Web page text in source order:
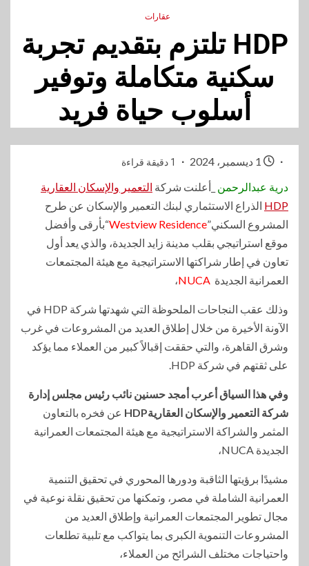
عقارات
HDP تلتزم بتقديم تجربة
سكنية متكاملة وتوفير
أسلوب حياة فريد
1 دقيقة قراءة
درية عبدالرحمن _أعلنت شركة التعمير والإسكان العقارية
HDP الذراع الاستثماري لبنك التعمير والإسكان عن طرح
المشروع السكني”
Westview Residence
“بأرقى وأفضل
موقع استراتيجي بقلب مدينة زايد الجديدة، والذي يعد أول
تعاون في إطار شراكتها الاستراتيجية مع هيئة المجتمعات
العمرانية الجديدة NUCA،
وذلك عقب النجاحات الملحوظة التي شهدتها شركة HDP في
الآونة الأخيرة من خلال إطلاق العديد من المشروعات في غرب
وشرق القاهرة، والتي حققت إقبالاً كبير من العملاء مما يؤكد
على ثقتهم في شركة HDP.
وفي هذا السياق أعرب أمجد حسنين نائب رئيس مجلس إدارة
شركة التعمير والإسكان العقاريةHDP
عن فخره بالتعاون
المثمر والشراكة الاستراتيجية مع هيئة المجتمعات العمرانية
الجديدة NUCA،
مشيدًا برؤيتها الثاقبة ودورها المحوري في تحقيق التنمية
العمرانية الشاملة في مصر، وتمكنها من تحقيق نقلة نوعية في
مجال تطوير المجتمعات العمرانية وإطلاق العديد من
المشروعات التنموية الكبرى بما يتواكب مع تلبية تطلعات
واحتياجات مختلف الشرائح من العملاء،